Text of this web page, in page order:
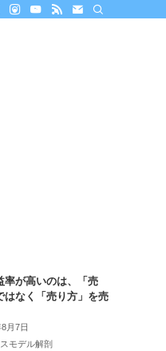
率が高いのは、「売
はなく「売り方」を売
月7日
モデル解剖